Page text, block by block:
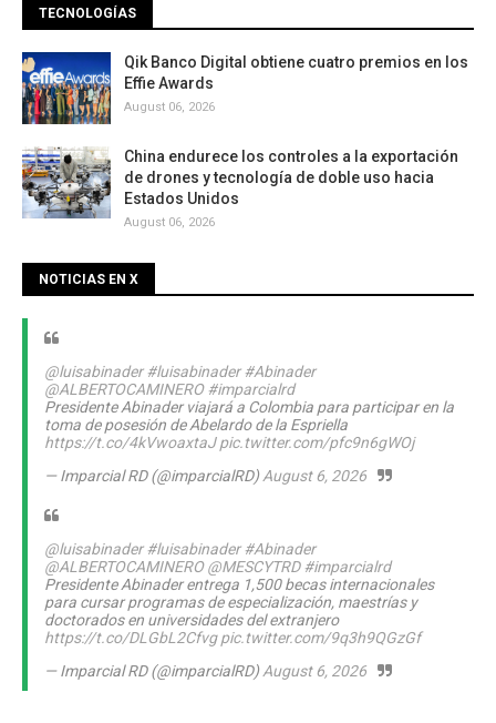
TECNOLOGÍAS
Qik Banco Digital obtiene cuatro premios en los
Effie Awards
August 06, 2026
China endurece los controles a la exportación
de drones y tecnología de doble uso hacia
Estados Unidos
August 06, 2026
NOTICIAS EN X
@luisabinader #luisabinader #Abinader
@ALBERTOCAMINERO #imparcialrd
Presidente Abinader viajará a Colombia para participar en la
toma de posesión de Abelardo de la Espriella
https://t.co/4kVwoaxtaJ pic.twitter.com/pfc9n6gWOj
— Imparcial RD (@imparcialRD)August 6, 2026
@luisabinader #luisabinader #Abinader
@ALBERTOCAMINERO @MESCYTRD #imparcialrd
Presidente Abinader entrega 1,500 becas internacionales
para cursar programas de especialización, maestrías y
doctorados en universidades del extranjero
https://t.co/DLGbL2Cfvg pic.twitter.com/9q3h9QGzGf
— Imparcial RD (@imparcialRD)August 6, 2026